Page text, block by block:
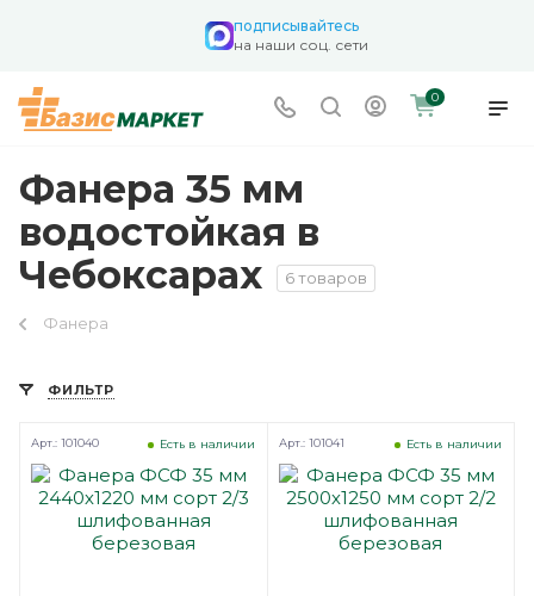
подписывайтесь
на наши соц. сети
0
Фанера 35 мм
водостойкая в
Чебоксарах
6 товаров
Фанера
ФИЛЬТР
Есть в наличии
Арт.: 101040 Есть в наличии
Арт.: 101041